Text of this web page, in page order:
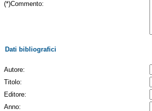
(*)Commento:
Dati bibliografici
Autore:
Titolo:
Editore:
Anno: